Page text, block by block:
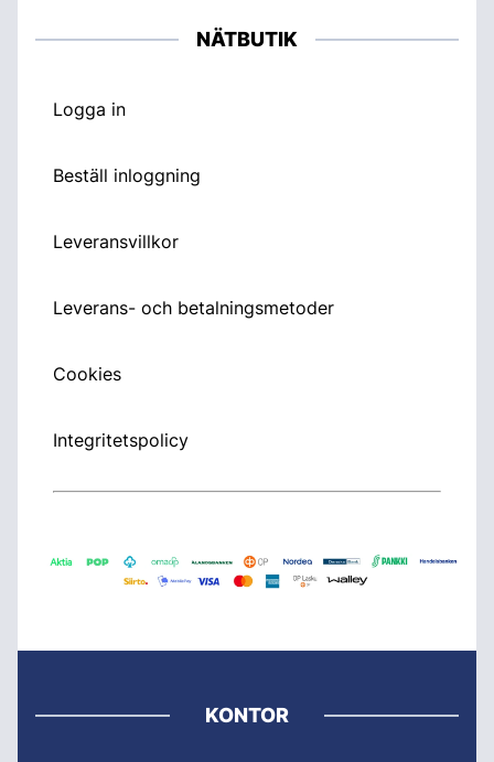
NÄTBUTIK
Logga in
Beställ inloggning
Leveransvillkor
Leverans- och betalningsmetoder
Cookies
Integritetspolicy
KONTOR